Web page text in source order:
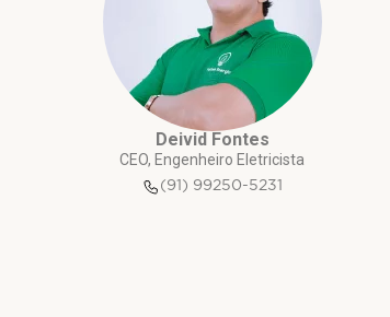
Deivid Fontes
CEO, Engenheiro Eletricista
(91) 99250-5231